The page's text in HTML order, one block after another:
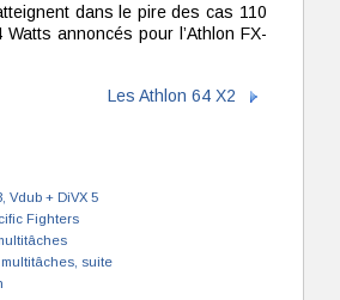
dans le pire des cas 110
annoncés pour l’Athlon FX-
Les Athlon 64 X2
Vdub + DiVX 5
Fighters
suite